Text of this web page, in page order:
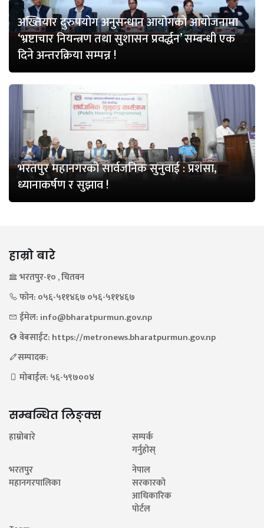
अख्तियार दुरुपयोग अनुसन्धान आयोगको आयोजनामा
‘भ्रष्टाचार नियन्त्रण तथा सुशासन प्रवर्द्धन’ सम्बन्धी एक
दिने अन्तरक्रिया सम्पन्न !
भरतपुर महानगरको सार्वजनिक सुनुवाई : प्रशंसा,
ध्यानाकर्षण र सुझाव !
हाम्रो बारे
भरतपुर-१० , चितवन
फोन: ०५६-५११४६७ ०५६-५११४६७
ईमेल: info@bharatpurmun.gov.np
वेबसाईट: https://metronews.bharatpurmun.gov.np
सम्पादक:
मोबाईल: ५६-५९७००४
सम्बन्धित लिङ्क्स
हाम्रोबारे
सम्पर्क
गर्नुहोस्
भरतपुर
महानगरपालिका
नेपाल
सरकारको
आधिकारिक
पोर्टल